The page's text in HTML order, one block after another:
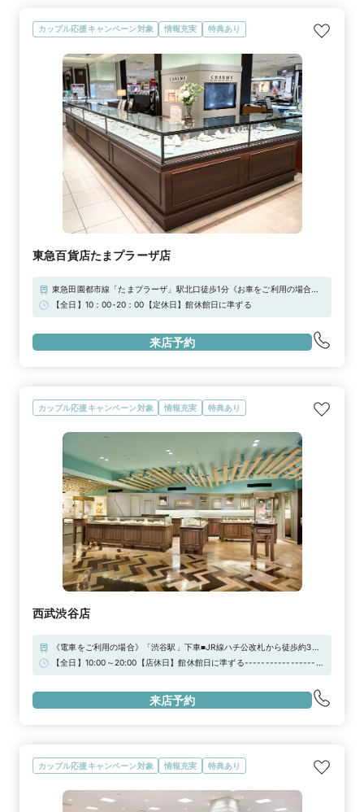
カップル応援キャンペーン対象 情報充実 特典あり
東急百貨店たまプラーザ店
東急田園都市線「たまプラーザ」駅北口徒歩1分《お車をご利用の場合》
お車でお越しの際はノースプラザ「A駐車場」、ゲートプラザ「B駐車
【全日】10：00-20：00【定休日】館休館日に準ずる
来店予約
カップル応援キャンペーン対象 情報充実 特典あり
西武渋谷店
《電車をご利用の場合》「渋谷駅」下車■JR線ハチ公改札から徒歩約3分■
東急 東横線・田園都市線■東京メトロ 半蔵門線・副都心線地下通路（渋
利用の場合》お車でお越しの際は「西武パーキング」をはじめ、渋谷区役
所地下駐車場もご利用いただけます。
【全日】10:00～20:00【店休日】館休館日に準ずる-------------------
相談だけでも承っております。お気軽にご来店ください！
来店予約
カップル応援キャンペーン対象 情報充実 特典あり